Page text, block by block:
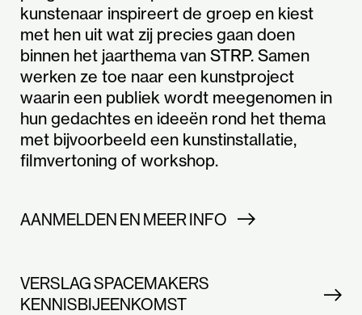
kunstenaar inspireert de groep en kiest
met hen uit wat zij precies gaan doen
binnen het jaarthema van STRP. Samen
werken ze toe naar een kunstproject
waarin een publiek wordt meegenomen in
hun gedachtes en ideeën rond het thema
met bijvoorbeeld een kunstinstallatie,
filmvertoning of workshop.
AANMELDEN EN MEER INFO
VERSLAG SPACEMAKERS
KENNISBIJEENKOMST